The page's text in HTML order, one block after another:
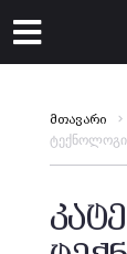
მთავარი